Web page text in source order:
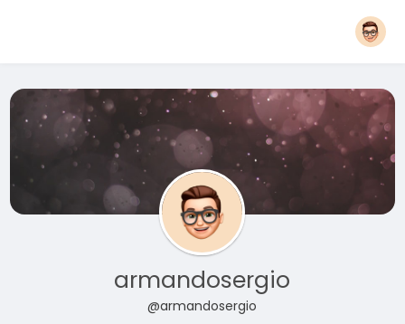
armandosergio
@armandosergio